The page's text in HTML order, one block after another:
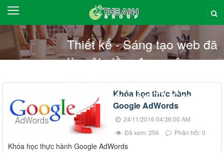
VỀ CHÚNG TÔI
THIẾT KẾ WEB
SEO MARKETING
TÊN MIỀN
HOSTING
BLOG
Thiết kế - Sáng tạo web đã
là một niềm đam mê
và tận tâm nghề nghiệp nơi
mỗi thành viên TA Group
Khóa học thực hành
Google AdWords
24/11/2016 04:36:00 AM
Đã xem: 256
Phản hồi: 0
Khóa học thực hành Google AdWords